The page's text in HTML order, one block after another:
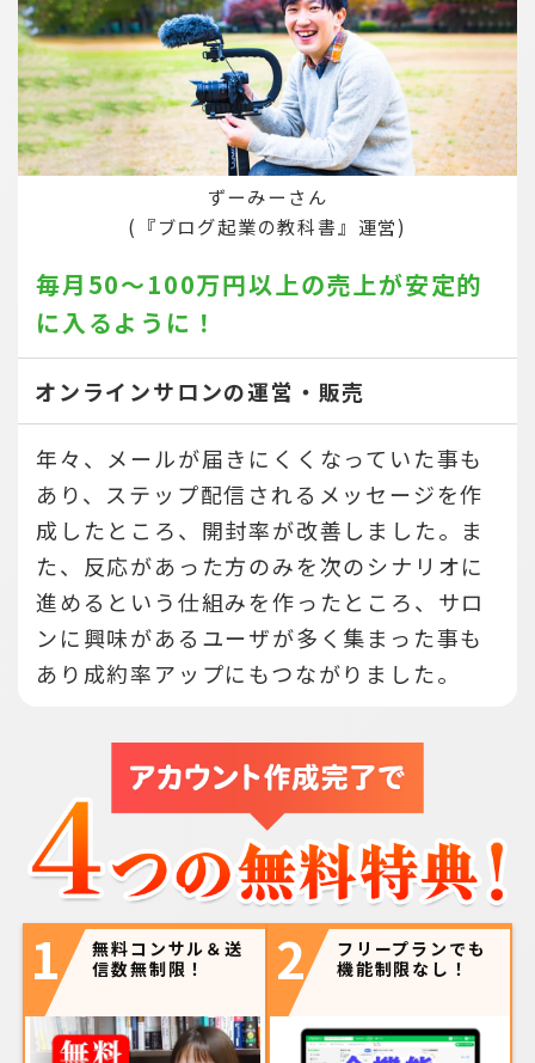
ずーみーさん
(『ブログ起業の教科書』運営)
毎月50～100万円以上の売上が安定的
に入るように！
オンラインサロンの運営・販売
年々、メールが届きにくくなっていた事も
あり、ステップ配信されるメッセージを作
成したところ、開封率が改善しました。ま
た、反応があった方のみを次のシナリオに
進めるという仕組みを作ったところ、サロ
ンに興味があるユーザが多く集まった事も
あり成約率アップにもつながりました。
1
無料コンサル＆送
信数無制限！
2
フリープランでも
機能制限なし！